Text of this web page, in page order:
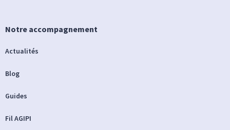
Notre accompagnement
Actualités
Blog
Guides
Fil AGIPI